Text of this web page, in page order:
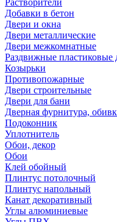
Растворители
Добавки в бетон
Двери и окна
Двери металлические
Двери межкомнатные
Раздвижные пластиковые
Козырьки
Противопожарные
Двери строительные
Двери для бани
Дверная фурнитура,
Подоконник
Уплотнитель
Обои, декор
Обои
Клей обойный
Плинтус потолочный
Плинтус напольный
Канат декоративный
Углы алюминиевые